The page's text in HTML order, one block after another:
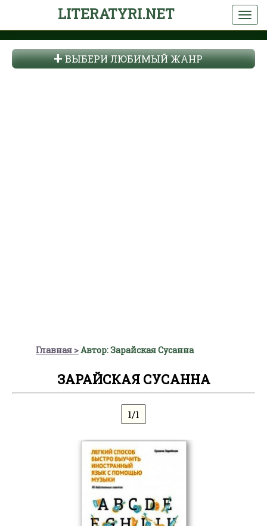
LITERATYRI.NET
ВЫБЕРИ ЛЮБИМЫЙ ЖАНР
Главная Автор: Зарайская Сусанна
ЗАРАЙСКАЯ СУСАННА
1/1